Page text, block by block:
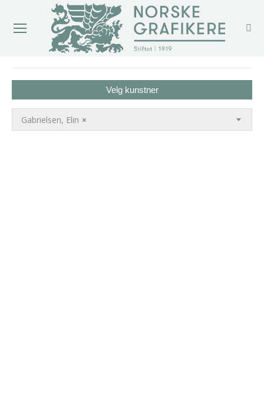
Velg kunstner
×
Gabrielsen, Elin